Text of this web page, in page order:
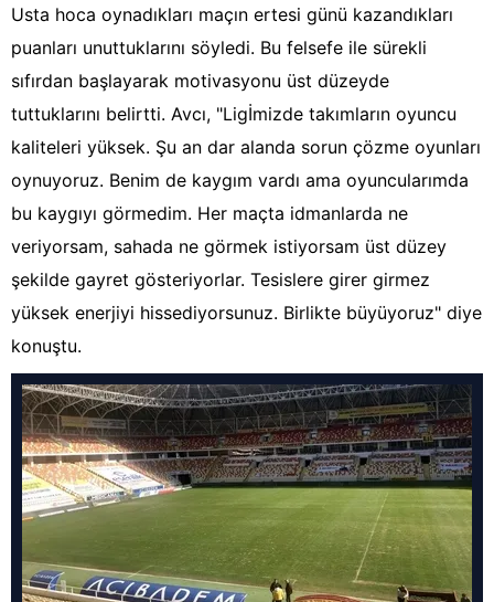
Usta hoca oynadıkları maçın ertesi günü kazandıkları
puanları unuttuklarını söyledi. Bu felsefe ile sürekli
sıfırdan başlayarak motivasyonu üst düzeyde
tuttuklarını belirtti. Avcı, "Ligİmizde takımların oyuncu
kaliteleri yüksek. Şu an dar alanda sorun çözme oyunları
oynuyoruz. Benim de kaygım vardı ama oyuncularımda
bu kaygıyı görmedim. Her maçta idmanlarda ne
veriyorsam, sahada ne görmek istiyorsam üst düzey
şekilde gayret gösteriyorlar. Tesislere girer girmez
yüksek enerjiyi hissediyorsunuz. Birlikte büyüyoruz" diye
konuştu.